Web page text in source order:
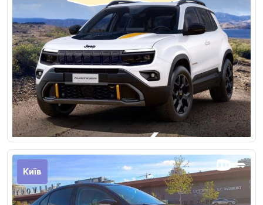
Київ